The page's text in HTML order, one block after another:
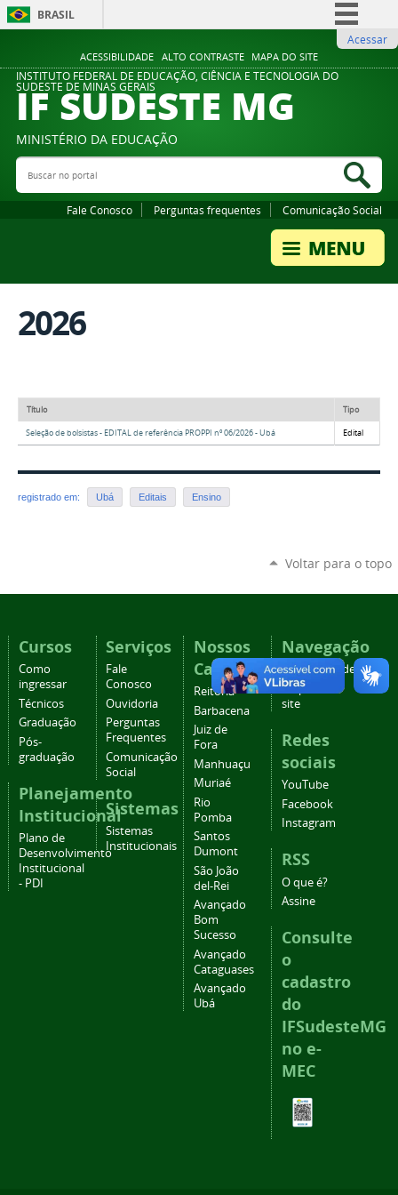
ACESSIBILIDADE ALTO CONTRASTE MAPA DO SITE
BRASIL
Comunica BR
Participe
Legislação
Acessar
INSTITUTO FEDERAL DE EDUCAÇÃO, CIÊNCIA E TECNOLOGIA DO
SUDESTE DE MINAS GERAIS
IF SUDESTE MG
MINISTÉRIO DA EDUCAÇÃO
Buscar no portal
Fale Conosco Perguntas frequentes Comunicação Social
2026
Título Tipo
Seleção de bolsistas - EDITAL de referência PROPPI nº 06/2026 - Ubá Edital
registrado em: Ubá Editais Ensino
Voltar para o topo
Cursos
Como
ingressar
Técnicos
Graduação
Pós-
graduação
Planejamento
Institucional
Plano de
Desenvolvimento
Institucional
- PDI
Serviços
Fale
Conosco
Ouvidoria
Perguntas
Frequentes
Comunicação
Social
Sistemas
Sistemas
Institucionais
Nossos
Campi
Reitoria
Barbacena
Juiz de
Fora
Manhuaçu
Muriaé
Rio
Pomba
Santos
Dumont
São João
del-Rei
Avançado
Bom
Sucesso
Avançado
Cataguases
Avançado
Ubá
Navegação
Acessibilidade
Mapa do
site
Redes
sociais
YouTube
Facebook
Instagram
RSS
O que é?
Assine
Consulte
o
cadastro
do
IFSudesteMG
no e-
MEC